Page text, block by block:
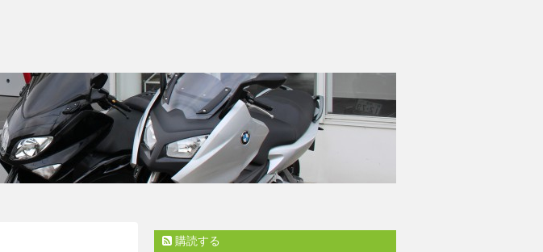
購読する